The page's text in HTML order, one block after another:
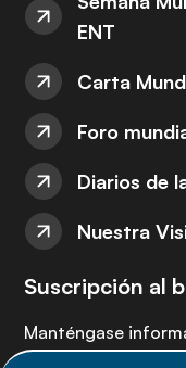
ENT
Carta
Foro
Diarios de
Nuestra
Suscripción al
Manténgase